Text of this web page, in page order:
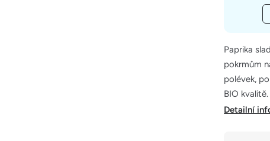
Paprika
pokrmům
polévek,
BIO kvalitě.
Detailní